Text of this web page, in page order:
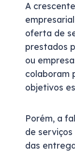
A
oferta de
prestados
ou
colaboram
objetivos
Porém, a
de
das